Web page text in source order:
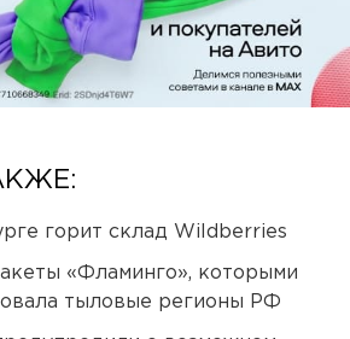
горит склад Wildberries
«Фламинго», которыми
тыловые регионы РФ